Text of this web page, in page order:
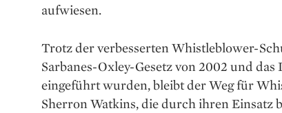
aufwiesen.
Trotz der verbesserten Whistleblower-
Sarbanes-Oxley-Gesetz von 2002 und
eingeführt wurden, bleibt der Weg für
Sherron Watkins, die durch ihren Einsatz